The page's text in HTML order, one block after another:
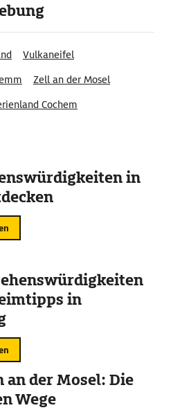
Vulkaneifel
Zell an der Mosel
Cochem
in
in
an der Mosel: Die
Wege